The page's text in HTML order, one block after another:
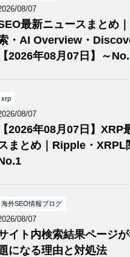
08/07
最新ニュースまとめ
・AI Overview・
【2026年08月07日】～
xrp
08/07
【2026年08月07日】XRP
まとめ｜Ripple・XRPL
海外SEO情報ブログ
08/07
イト内検索結果ページ
になる理由と対処法